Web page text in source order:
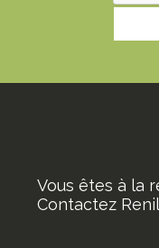
Vous êtes à la
Contactez